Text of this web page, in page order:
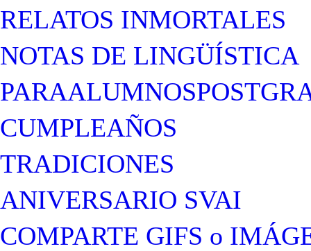
RELATOS INMORTALES
NOTAS DE LINGÜÍSTICA
CUMPLEAÑOS
TRADICIONES
ANIVERSARIO SVAI
COMPARTE GIFS o